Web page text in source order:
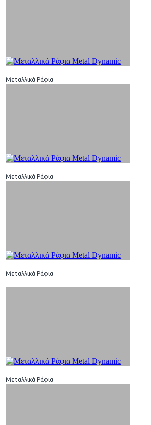
Μεταλλικά Ράφια
Μεταλλικά Ράφια
Μεταλλικά Ράφια
Μεταλλικά Ράφια